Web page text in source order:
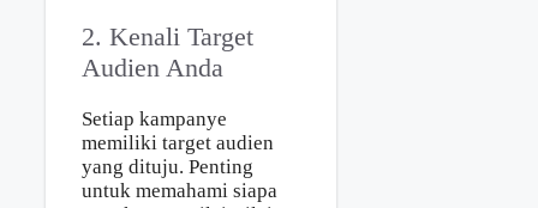
2. Kenali Target
Audien Anda
Setiap kampanye
memiliki target audien
yang dituju. Penting
untuk memahami siapa